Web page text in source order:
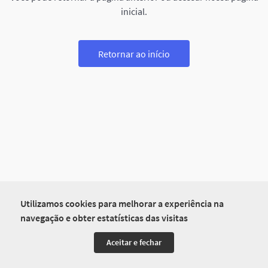
Utilizamos cookies para melhorar a experiência na
navegação e obter estatísticas das visitas
Aceitar e fechar
inicial.
Retornar ao início